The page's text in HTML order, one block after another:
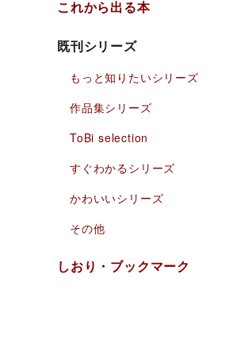
これから出る本
既刊シリーズ
もっと知りたいシリーズ
作品集シリーズ
ToBi selection
すぐわかるシリーズ
かわいいシリーズ
その他
しおり ・ ブックマーク